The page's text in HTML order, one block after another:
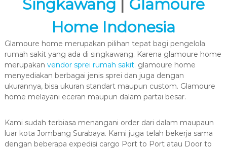
Singkawang | Glamoure
Home Indonesia
Glamoure home merupakan pilihan tepat bagi pengelola
rumah sakit yang ada di singkawang. Karena glamoure home
merupakan vendor sprei rumah sakit. glamoure home
menyediakan berbagai jenis sprei dan juga dengan
ukurannya, bisa ukuran standart maupun custom. Glamoure
home melayani eceran maupun dalam partai besar.
Kami sudah terbiasa menangani order dari dalam maupaun
luar kota Jombang Surabaya. Kami juga telah bekerja sama
dengan beberapa expedisi cargo Port to Port atau Door to